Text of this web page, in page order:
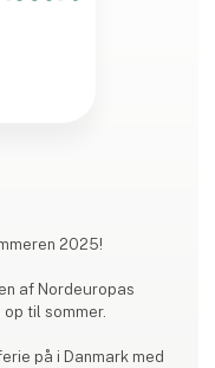
440 nye grunde til at glæde sig til sommeren 2025!
af Nordeuropas
til sommer.
på i Danmark med